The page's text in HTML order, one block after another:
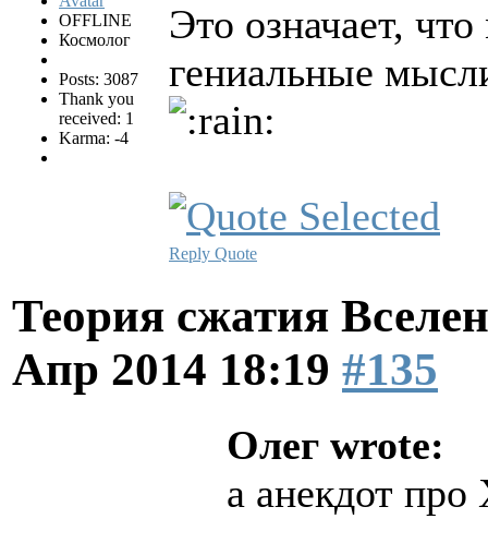
OFFLINE
Космолог
Posts: 3087
Thank you
received: 1
Karma: -4
Это означает,
гениальные
Reply Quote
Теория сжатия
Апр 2014 18:19 #135
Олег wrote:
а анекдот про